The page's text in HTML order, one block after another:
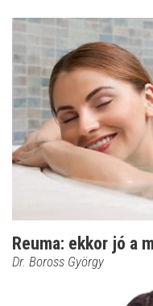
Reuma: ekkor jó a
Dr. Boross György